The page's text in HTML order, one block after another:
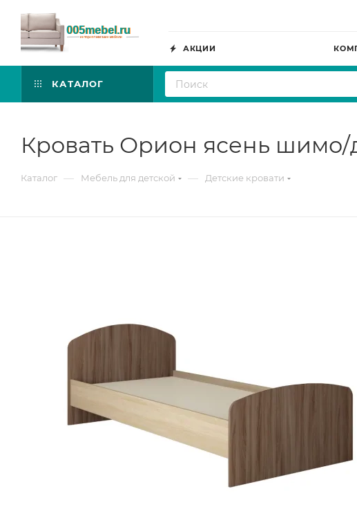
АКЦИИ
КАТАЛОГ
Кровать Орион ясень шимо/
Каталог — Мебель для детской — Детские кровати